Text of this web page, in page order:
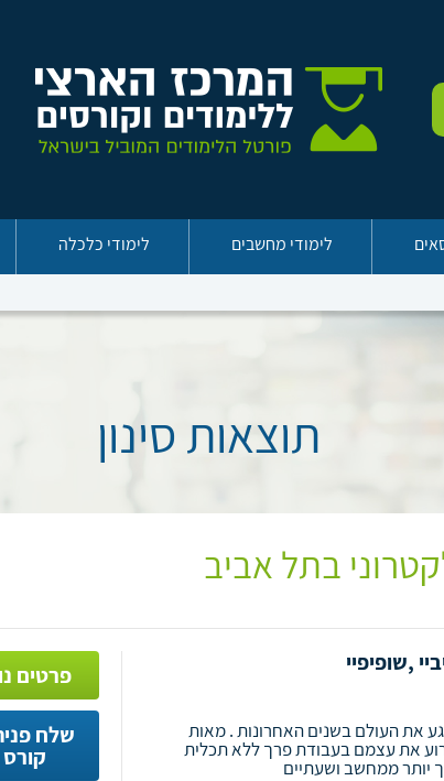
לימודי מחשבים לימודי כלכלה
תוצאות סינון
בתל אביב
,שופיפיי
את העולם בשנים האחרונות . מאות
את עצמם בעבודת פרך ללא תכלית
יותר ממחשב ושעתיים
פרטים
שלח